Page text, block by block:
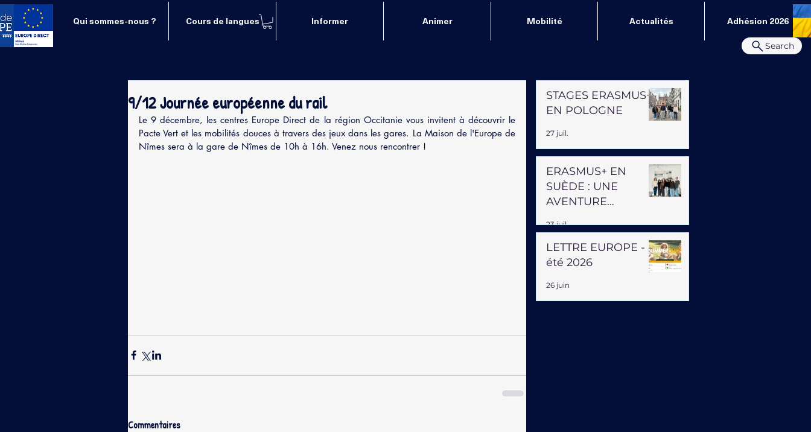
Search
Qui sommes-nous ? Cours de langues Informer Animer Mobilité Actualités Adhésion 2026
9/12 Journée européenne du rail
Le 9 décembre, les centres Europe Direct de la région Occitanie vous invitent à découvrir le
Pacte Vert et les mobilités douces à travers des jeux dans les gares. La Maison de l'Europe de
Nîmes sera à la gare de Nîmes de 10h à 16h. Venez nous rencontrer !
Commentaires
STAGES ERASMUS+
EN POLOGNE
27 juil.
ERASMUS+ EN
SUÈDE : UNE
AVENTURE
ET HUMAINE
23 juil.
LETTRE EUROPE -
été 2026
26 juin